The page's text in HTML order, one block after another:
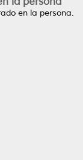
en la persona.